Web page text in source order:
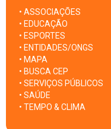
• ASSOCIAÇÕES
• EDUCAÇÃO
• ESPORTES
• ENTIDADES/ONGS
• MAPA
• BUSCA CEP
• SERVIÇOS PÚBLICOS
• SAÚDE
• TEMPO & CLIMA